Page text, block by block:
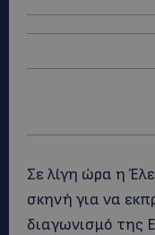
Σε λίγη ώρα η
σκηνή για να
διαγωνισμό της